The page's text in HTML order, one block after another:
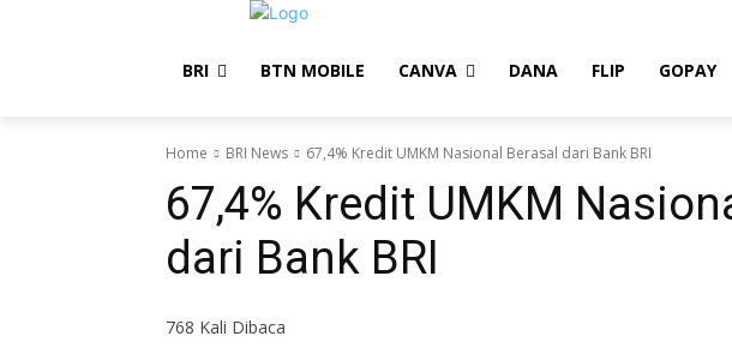
BRI BTN MOBILE CANVA DANA FLIP GOPAY
Home BRI News 67,4% Kredit UMKM Nasional Berasal dari Bank BRI
67,4% Kredit UMKM
dari Bank BRI
768 Kali Dibaca